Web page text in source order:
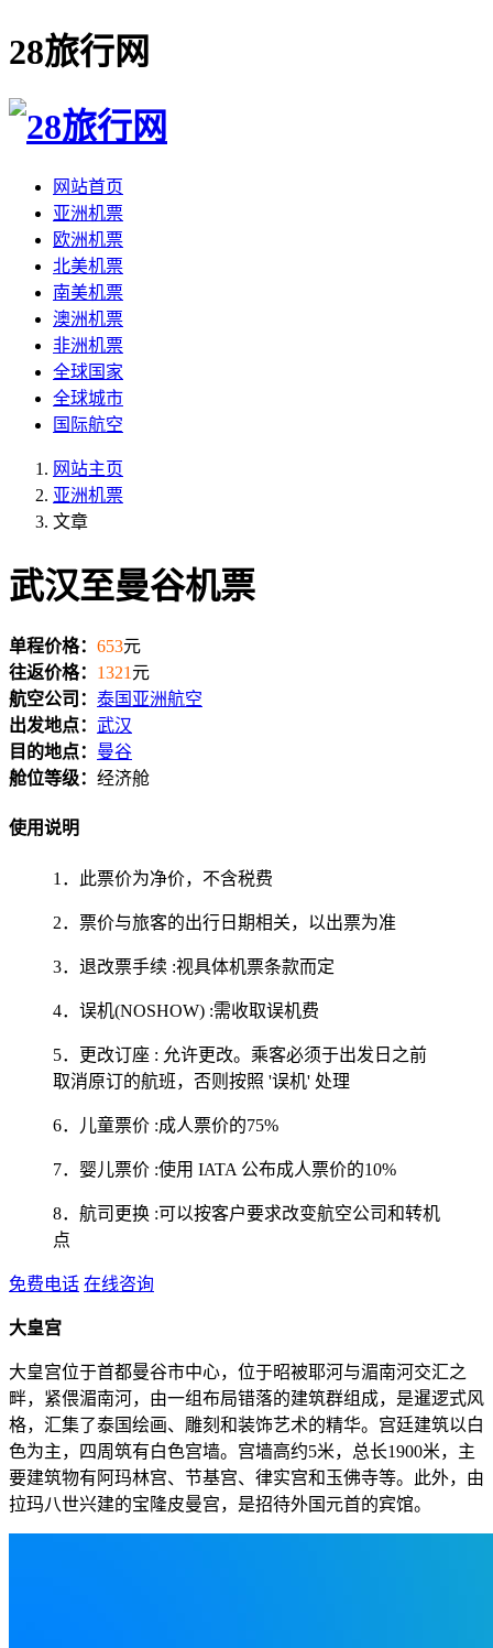
28旅行网
网站首页
亚洲机票
欧洲机票
北美机票
南美机票
澳洲机票
非洲机票
全球国家
全球城市
国际航空
网站主页
亚洲机票
文章
武汉至曼谷机票
单程价格： 653元
往返价格： 1321 元
航空公司： 泰国亚洲航空
出发地点： 武汉
目的地点： 曼谷
舱位等级： 经济舱
使用说明
1．此票价为净价，不含税费
2．票价与旅客的出行日期相关，以出票为准
3．退改票手续 :视具体机票条款而定
4．误机(NOSHOW) :需收取误机费
5．更改订座 : 允许更改。乘客必须于出发日之前
取消原订的航班，否则按照 '误机' 处理
6．儿童票价 :成人票价的75%
7．婴儿票价 :使用 IATA 公布成人票价的10%
8．航司更换 :可以按客户要求改变航空公司和转机
点
免费电话 在线咨询
大皇宫
大皇宫位于首都曼谷市中心，位于昭被耶河与湄南河交汇之
畔，紧偎湄南河，由一组布局错落的建筑群组成，是暹逻式风
格，汇集了泰国绘画、雕刻和装饰艺术的精华。宫廷建筑以白
色为主，四周筑有白色宫墙。宫墙高约5米，总长1900米，主
要建筑物有阿玛林宫、节基宫、律实宫和玉佛寺等。此外，由
拉玛八世兴建的宝隆皮曼宫，是招待外国元首的宾馆。